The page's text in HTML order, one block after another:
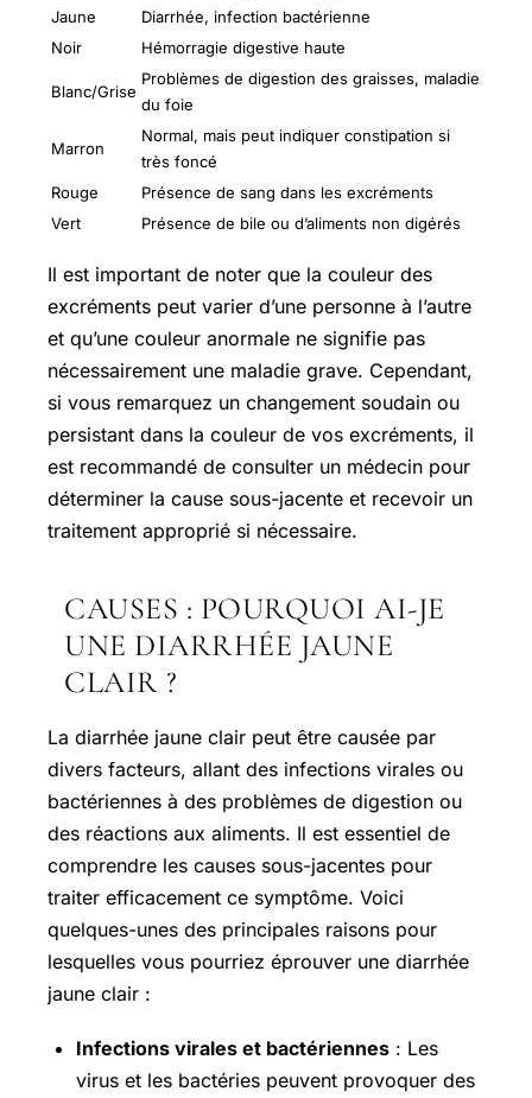
Jaune
Diarrhée, infection bactérienne
Noir
Hémorragie digestive haute
Blanc/Grise
Problèmes de digestion des graisses, maladie
du foie
Marron
Normal, mais peut indiquer constipation si
très foncé
Rouge
Présence de sang dans les excréments
Vert
Présence de bile ou d’aliments non digérés
Il est important de noter que la couleur des
excréments peut varier d’une personne à l’autre
et qu’une couleur anormale ne signifie pas
nécessairement une maladie grave. Cependant,
si vous remarquez un changement soudain ou
persistant dans la couleur de vos excréments, il
est recommandé de consulter un médecin pour
déterminer la cause sous-jacente et recevoir un
traitement approprié si nécessaire.
CAUSES : POURQUOI AI-JE
UNE DIARRHÉE JAUNE
CLAIR ?
La diarrhée jaune clair peut être causée par
divers facteurs, allant des infections virales ou
bactériennes à des problèmes de digestion ou
des réactions aux aliments. Il est essentiel de
comprendre les causes sous-jacentes pour
traiter efficacement ce symptôme. Voici
quelques-unes des principales raisons pour
lesquelles vous pourriez éprouver une diarrhée
jaune clair :
Infections virales et bactériennes : Les
virus et les bactéries peuvent provoquer des